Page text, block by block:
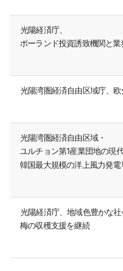
光陽経済庁、
ポーランド投資誘致機関と
光陽湾圏経済自由区域庁、
光陽湾圏経済自由区域・
ユルチョン第1産業団地の現
韓国最大規模の洋上風力発
光陽経済庁、地域色豊かな
梅の収穫支援を継続